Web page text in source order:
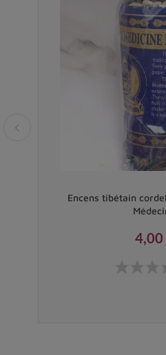
Encens tibétain
4,00